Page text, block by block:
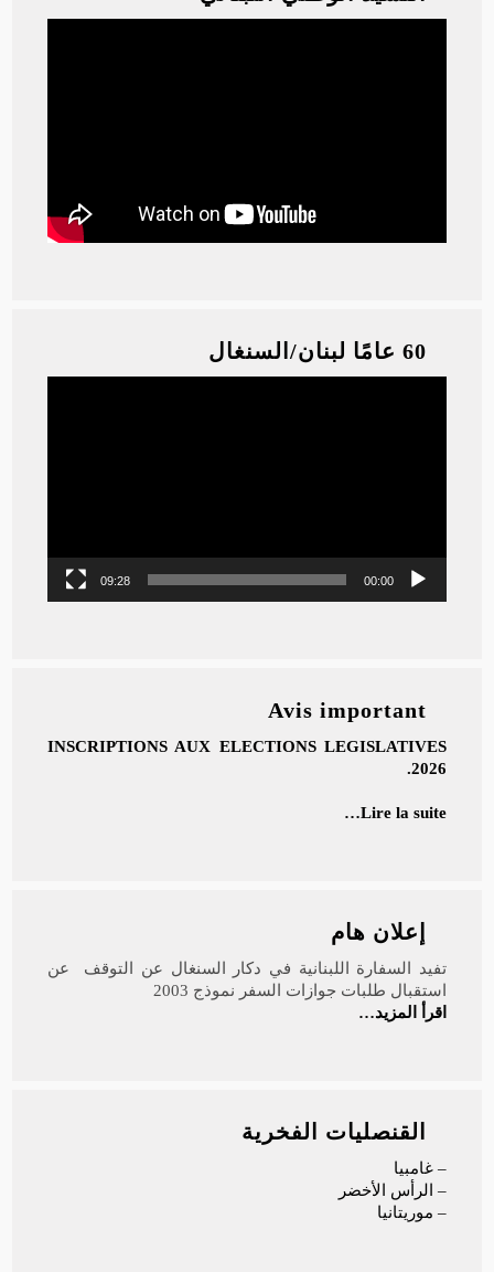
60 عامًا لبنان/السنغال
00:00
09:28
Avis important
INSCRIPTIONS AUX ELECTIONS LEGISLATIVES
2026.
Lire la suite…
إعلان هام
تفيد السفارة اللبنانية في دكار السنغال عن التوقف عن
استقبال طلبات جوازات السفر نموذج 2003
اقرأ المزيد…
القنصليات الفخرية
– غامبيا
– الرأس الأخضر
– موريتانيا